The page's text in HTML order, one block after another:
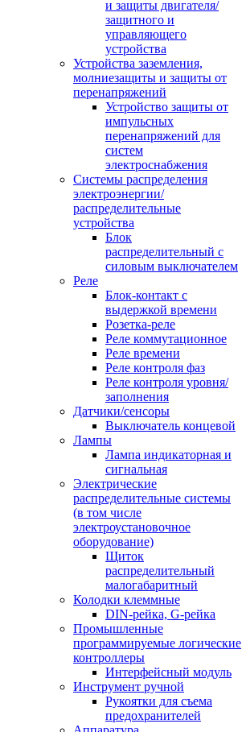
и защиты двигателя/
защитного и
управляющего
устройства
Устройства заземления,
молниезащиты и защиты от
перенапряжений
Устройство защиты от
импульсных
перенапряжений для
систем
электроснабжения
Системы распределения
электроэнергии/
распределительные
устройства
Блок
распределительный с
силовым выключателем
Реле
Блок-контакт с
выдержкой времени
Розетка-реле
Реле коммутационное
Реле времени
Реле контроля фаз
Реле контроля уровня/
заполнения
Датчики/сенсоры
Выключатель концевой
Лампы
Лампа индикаторная и
сигнальная
Электрические
распределительные системы
(в том числе
электроустановочное
оборудование)
Щиток
распределительный
малогабаритный
Колодки клеммные
DIN-рейка, G-рейка
Промышленные
программируемые логические
контроллеры
Интерфейсный модуль
Инструмент ручной
Рукоятки для съема
предохранителей